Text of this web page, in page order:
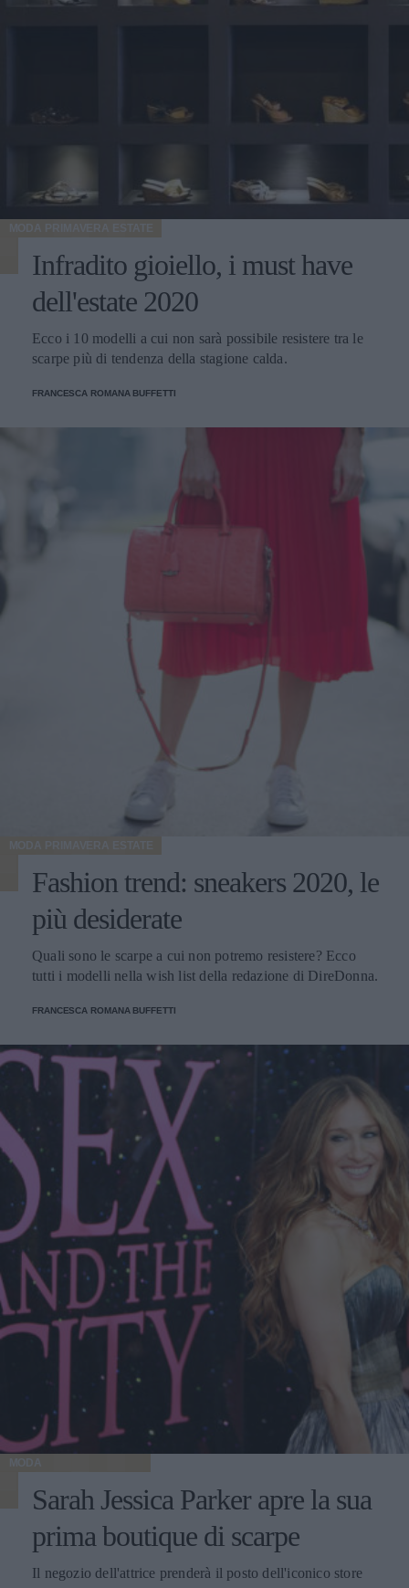
MODA PRIMAVERA ESTATE
Infradito gioiello, i must have
dell'estate 2020
Ecco i 10 modelli a cui non sarà possibile resistere tra le
scarpe più di tendenza della stagione calda.
FRANCESCA ROMANA BUFFETTI
MODA PRIMAVERA ESTATE
Fashion trend: sneakers 2020, le
più desiderate
Quali sono le scarpe a cui non potremo resistere? Ecco
tutti i modelli nella wish list della redazione di DireDonna.
FRANCESCA ROMANA BUFFETTI
MODA
Sarah Jessica Parker apre la sua
prima boutique di scarpe
Il negozio dell'attrice prenderà il posto dell'iconico store